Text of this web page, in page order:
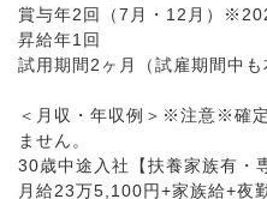
賞与年2回（7月・12月）
昇給年1回
試用期間2ヶ月（試雇期間中も
＜月収・年収例＞※注意※確
ません。
30歳中途入社【扶養家族有・
月給23万5,100円+家族給+夜